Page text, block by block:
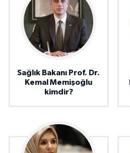
Sağlık Bakanı Prof. Dr.
Kemal Memişoğlu
kimdir?